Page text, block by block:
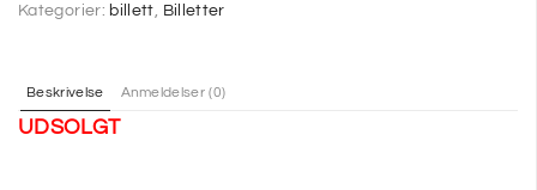
Kategorier: billett Billetter
Beskrivelse Anmeldelser (0)
UDSOLGT